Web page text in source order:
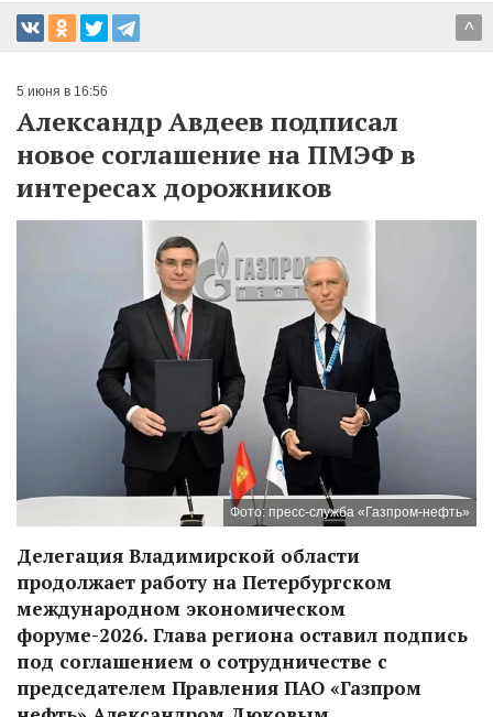
^
5 июня в 16:56
Александр Авдеев подписал
новое соглашение на ПМЭФ в
интересах дорожников
Фото: пресс-служба «Газпром-нефть»
Делегация Владимирской области
продолжает работу на Петербургском
международном экономическом
форуме-2026. Глава региона оставил подпись
под соглашением о сотрудничестве с
председателем Правления ПАО «Газпром